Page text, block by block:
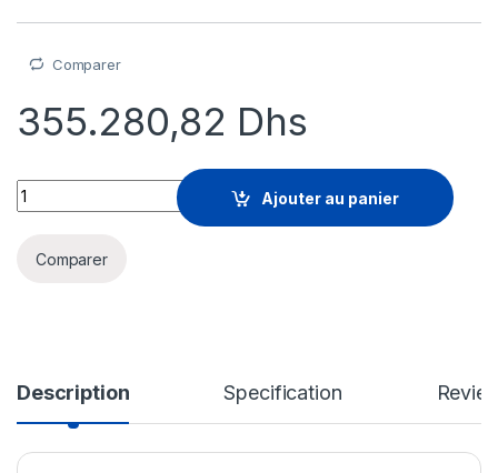
Comparer
355.280,82 Dhs
Palo Alto Networks Software-Defined Wide Area
Ajouter au panier
Comparer
Description Specification